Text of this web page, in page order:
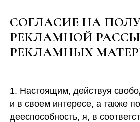
СОГЛАСИЕ НА
РЕКЛАМНОЙ
РЕКЛАМНЫХ
1. Настоящим, действуя
и в своем интересе, а также
дееспособность, я, в